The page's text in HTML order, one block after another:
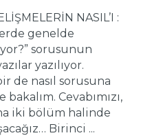
NASIL’I :
genelde
sorusunun
yazılıyor.
de nasıl sorusuna
Cevabımızı,
iki bölüm halinde
Birinci ...